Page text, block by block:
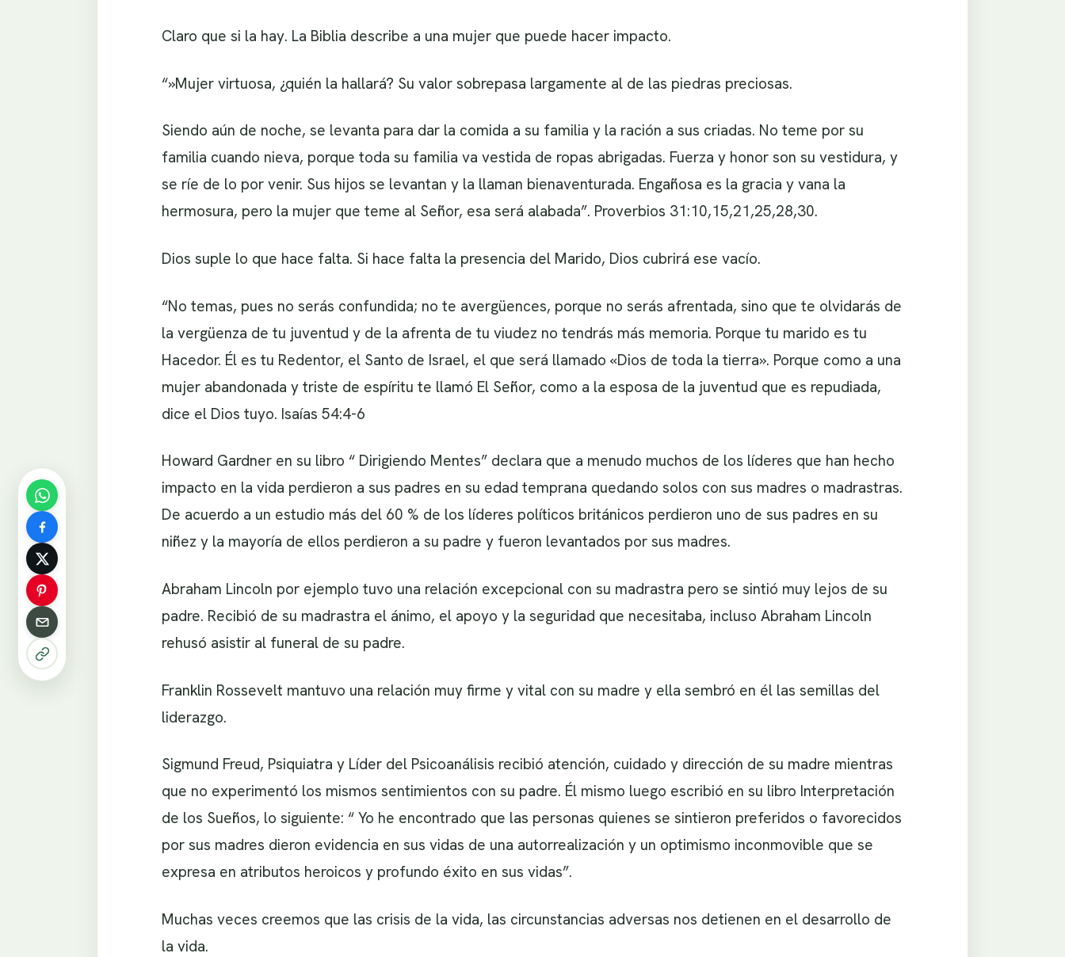
Claro que si la hay. La Biblia describe a una mujer que puede hacer impacto.
“»Mujer virtuosa, ¿quién la hallará? Su valor sobrepasa largamente al de las piedras preciosas.
Siendo aún de noche, se levanta para dar la comida a su familia y la ración a sus criadas. No teme por su
familia cuando nieva, porque toda su familia va vestida de ropas abrigadas. Fuerza y honor son su vestidura, y
se ríe de lo por venir. Sus hijos se levantan y la llaman bienaventurada. Engañosa es la gracia y vana la
hermosura, pero la mujer que teme al Señor, esa será alabada”. Proverbios 31:10,15,21,25,28,30.
Dios suple lo que hace falta. Si hace falta la presencia del Marido, Dios cubrirá ese vacío.
“No temas, pues no serás confundida; no te avergüences, porque no serás afrentada, sino que te olvidarás de
la vergüenza de tu juventud y de la afrenta de tu viudez no tendrás más memoria. Porque tu marido es tu
Hacedor. Él es tu Redentor, el Santo de Israel, el que será llamado «Dios de toda la tierra». Porque como a una
mujer abandonada y triste de espíritu te llamó El Señor, como a la esposa de la juventud que es repudiada,
dice el Dios tuyo. Isaías 54:4-6
Howard Gardner en su libro “ Dirigiendo Mentes” declara que a menudo muchos de los líderes que han hecho
impacto en la vida perdieron a sus padres en su edad temprana quedando solos con sus madres o madrastras.
De acuerdo a un estudio más del 60 % de los líderes políticos británicos perdieron uno de sus padres en su
niñez y la mayoría de ellos perdieron a su padre y fueron levantados por sus madres.
Abraham Lincoln por ejemplo tuvo una relación excepcional con su madrastra pero se sintió muy lejos de su
padre. Recibió de su madrastra el ánimo, el apoyo y la seguridad que necesitaba, incluso Abraham Lincoln
rehusó asistir al funeral de su padre.
Franklin Rossevelt mantuvo una relación muy firme y vital con su madre y ella sembró en él las semillas del
liderazgo.
Sigmund Freud, Psiquiatra y Líder del Psicoanálisis recibió atención, cuidado y dirección de su madre mientras
que no experimentó los mismos sentimientos con su padre. Él mismo luego escribió en su libro Interpretación
de los Sueños, lo siguiente: “ Yo he encontrado que las personas quienes se sintieron preferidos o favorecidos
por sus madres dieron evidencia en sus vidas de una autorrealización y un optimismo inconmovible que se
expresa en atributos heroicos y profundo éxito en sus vidas”.
Muchas veces creemos que las crisis de la vida, las circunstancias adversas nos detienen en el desarrollo de
la vida.